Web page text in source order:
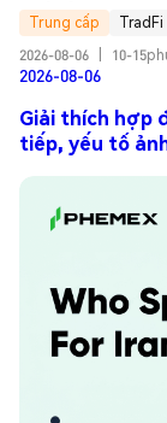
Trung cấp
TradFi
2026-08-06
10-
2026-08-06
Giải thích hợp
tiếp, yếu tố